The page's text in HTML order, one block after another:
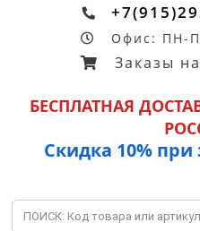
Офис: ПН-
Заказы
БЕСПЛАТНАЯ
Скидка 10% при